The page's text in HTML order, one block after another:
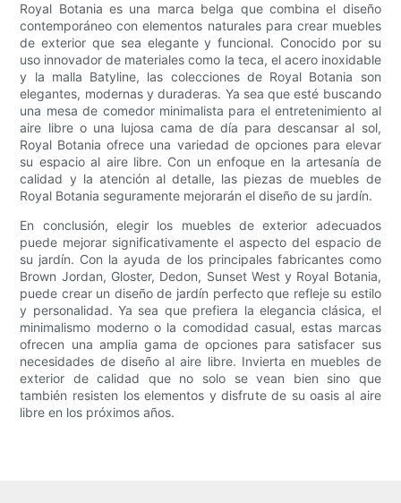
Royal Botania es una marca belga que combina el diseño
contemporáneo con elementos naturales para crear muebles
de exterior que sea elegante y funcional. Conocido por su
uso innovador de materiales como la teca, el acero inoxidable
y la malla Batyline, las colecciones de Royal Botania son
elegantes, modernas y duraderas. Ya sea que esté buscando
una mesa de comedor minimalista para el entretenimiento al
aire libre o una lujosa cama de día para descansar al sol,
Royal Botania ofrece una variedad de opciones para elevar
su espacio al aire libre. Con un enfoque en la artesanía de
calidad y la atención al detalle, las piezas de muebles de
Royal Botania seguramente mejorarán el diseño de su jardín.
En conclusión, elegir los muebles de exterior adecuados
puede mejorar significativamente el aspecto del espacio de
su jardín. Con la ayuda de los principales fabricantes como
Brown Jordan, Gloster, Dedon, Sunset West y Royal Botania,
puede crear un diseño de jardín perfecto que refleje su estilo
y personalidad. Ya sea que prefiera la elegancia clásica, el
minimalismo moderno o la comodidad casual, estas marcas
ofrecen una amplia gama de opciones para satisfacer sus
necesidades de diseño al aire libre. Invierta en muebles de
exterior de calidad que no solo se vean bien sino que
también resisten los elementos y disfrute de su oasis al aire
libre en los próximos años.